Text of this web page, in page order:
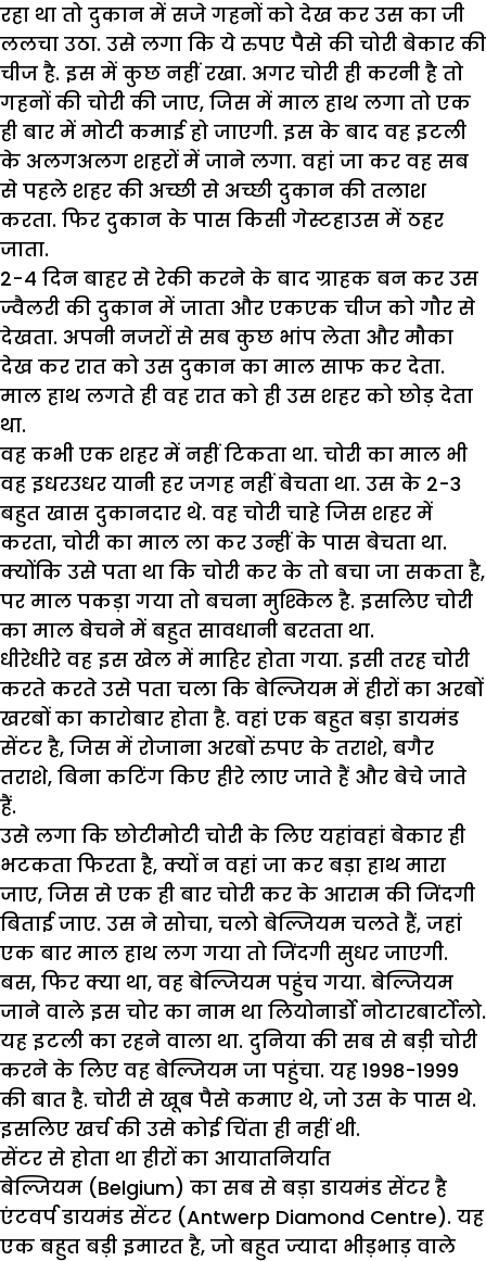
रहा था तो दुकान में सजे गहनों को देख कर उस का जी
ललचा उठा. उसे लगा कि ये रुपए पैसे की चोरी बेकार की
चीज है. इस में कुछ नहीं रखा. अगर चोरी ही करनी है तो
गहनों की चोरी की जाए, जिस में माल हाथ लगा तो एक
ही बार में मोटी कमाई हो जाएगी. इस के बाद वह इटली
के अलगअलग शहरों में जाने लगा. वहां जा कर वह सब
से पहले शहर की अच्छी से अच्छी दुकान की तलाश
करता. फिर दुकान के पास किसी गेस्टहाउस में ठहर
जाता.
2-4 दिन बाहर से रेकी करने के बाद ग्राहक बन कर उस
ज्वैलरी की दुकान में जाता और एकएक चीज को गौर से
देखता. अपनी नजरों से सब कुछ भांप लेता और मौका
देख कर रात को उस दुकान का माल साफ कर देता.
माल हाथ लगते ही वह रात को ही उस शहर को छोड़ देता
था.
वह कभी एक शहर में नहीं टिकता था. चोरी का माल भी
वह इधरउधर यानी हर जगह नहीं बेचता था. उस के 2-3
बहुत खास दुकानदार थे. वह चोरी चाहे जिस शहर में
करता, चोरी का माल ला कर उन्हीं के पास बेचता था.
क्योंकि उसे पता था कि चोरी कर के तो बचा जा सकता है,
पर माल पकड़ा गया तो बचना मुश्किल है. इसलिए चोरी
का माल बेचने में बहुत सावधानी बरतता था.
धीरेधीरे वह इस खेल में माहिर होता गया. इसी तरह चोरी
करते करते उसे पता चला कि बेल्जियम में हीरों का अरबों
खरबों का कारोबार होता है. वहां एक बहुत बड़ा डायमंड
सेंटर है, जिस में रोजाना अरबों रुपए के तराशे, बगैर
तराशे, बिना कटिंग किए हीरे लाए जाते हैं और बेचे जाते
हैं.
उसे लगा कि छोटीमोटी चोरी के लिए यहांवहां बेकार ही
भटकता फिरता है, क्यों न वहां जा कर बड़ा हाथ मारा
जाए, जिस से एक ही बार चोरी कर के आराम की जिंदगी
बिताई जाए. उस ने सोचा, चलो बेल्जियम चलते हैं, जहां
एक बार माल हाथ लग गया तो जिंदगी सुधर जाएगी.
बस, फिर क्या था, वह बेल्जियम पहुंच गया. बेल्जियम
जाने वाले इस चोर का नाम था लियोनार्डो नोटारबार्टोलो.
यह इटली का रहने वाला था. दुनिया की सब से बड़ी चोरी
करने के लिए वह बेल्जियम जा पहुंचा. यह 1998-1999
की बात है. चोरी से खूब पैसे कमाए थे, जो उस के पास थे.
इसलिए खर्च की उसे कोई चिंता ही नहीं थी.
सेंटर से होता था हीरों का आयातनिर्यात
बेल्जियम (Belgium) का सब से बड़ा डायमंड सेंटर है
एंटवर्प डायमंड सेंटर (Antwerp Diamond Centre). यह
एक बहुत बड़ी इमारत है, जो बहुत ज्यादा भीड़भाड़ वाले